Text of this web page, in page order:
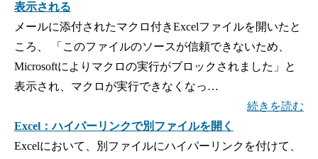
表示される
メールに添付されたマクロ付きExcelファイルを開いたと
ころ、 「このファイルのソースが信頼できないため、
Microsoftによりマクロの実行がブロックされました」と
表示され、マクロが実行できなくなっ…
続きを読む
Excel：ハイパーリンクで別ファイルを開く
Excelにおいて、別ファイルにハイパーリンクを付けて、